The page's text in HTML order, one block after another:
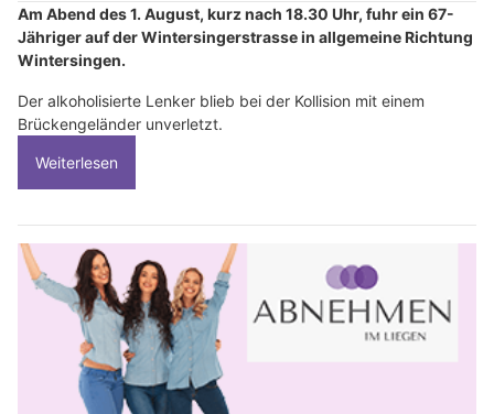
Am Abend des 1. August, kurz nach 18.30 Uhr, fuhr ein 67-
Jähriger auf der Wintersingerstrasse in allgemeine Richtung
Wintersingen.
Der alkoholisierte Lenker blieb bei der Kollision mit einem
Brückengeländer unverletzt.
Weiterlesen